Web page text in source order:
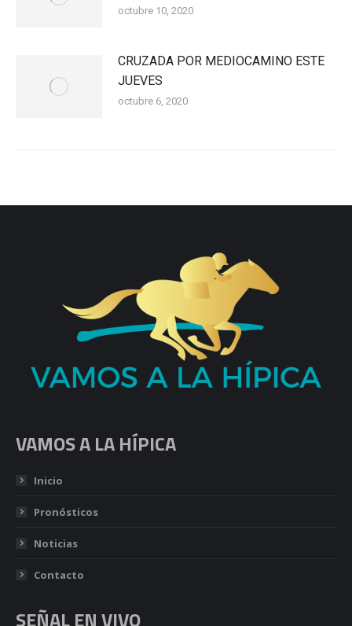
octubre 10, 2020
CRUZADA POR MEDIOCAMINO ESTE JUEVES
octubre 6, 2020
Inicio
Pronósticos
Noticias
Contacto
SEÑAL EN VIVO